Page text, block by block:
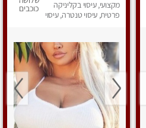
לחלוטין!!
מקצועי, עיסוי בקליניקה
פרטית, עיסוי טנטרה, עיסוי
כוכבים